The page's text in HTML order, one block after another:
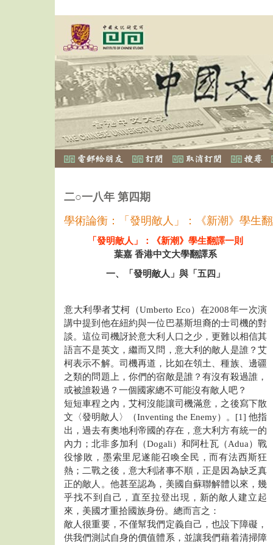
二○一八年 第四期
學術論衡：「發明敵人」：《新潮》學生
「發明敵人」：《新潮》學生翻譯一則
葉嘉 香港中文大學翻譯系
一、「發明敵人」與「五四」
意大利學者艾柯（Umberto Eco）在2008年一次演
講中提到他在紐約與一位巴基斯坦裔的士司機的對
談。這位司機訝於意大利人口之少，更難以相信其
語言不是英文，繼而又問，意大利的敵人是誰？艾
柯表示不解。司機再道，比如在領土、種族、邊疆
之類的問題上，你們的宿敵是誰？有沒有殺過誰，
或被誰殺過？一個國家總不可能沒有敵人吧？
短短車程之內，艾柯沒能讓司機滿意，之後寫下散
文〈發明敵人〉（Inventing the Enemy）。[1] 他指
出，過去有奧地利帝國的存在，意大利方有統一的
內力；北非多加利（Dogali）和阿杜瓦（Adua）戰
役慘敗，墨索里尼遂能召喚全民，而有法西斯狂
熱；二戰之後，意大利諸事不順，正是因為缺乏真
正的敵人。他甚至認為，美國自蘇聯解體以來，幾
乎找不到自己，直至拉登出現，新的敵人建立起
來，美國才重拾國族身份。總而言之：
敵人很重要，不僅幫我們定義自己，也設下障礙，
供我們測試自身的價值體系，並讓我們藉着清掃障